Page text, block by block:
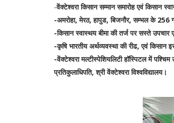
-वेंक्टेश्वरा किसान सम्मान समारोह एवं किसान
-अमरोहा, मेरठ, हापुड, बिजनौर, सम्भल के 256
-किसान स्वास्थय बीमा की तर्ज पर सस्ते उपचार
-कृषि भारतीय अर्थव्यवस्था की रीढ, एवं
-वेंक्टेश्वरा मल्टीस्पेशियलिटी हॉस्पिटल में
प्रतिकुलाधिपति, श्री वेंक्टेश्वरा विश्वविद्यालय।